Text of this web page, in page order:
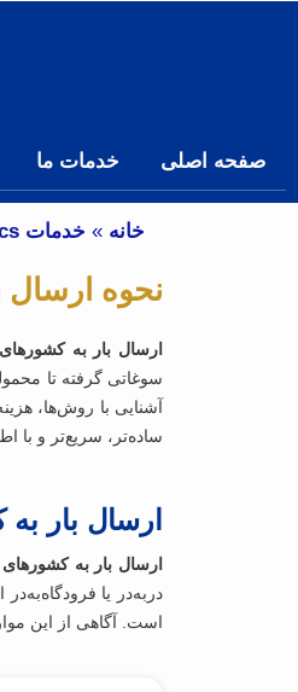
صفحه اصلی خدمات ما
خانه » خدمات ocs
نحوه
ارسال بار به
سوغاتی گرفته تا
آشنایی با روش‌ها،
ساده‌تر، سریع‌تر و با
ارسال بار
ارسال بار به کشورهای
در‌به‌در یا
است. آگاهی از این